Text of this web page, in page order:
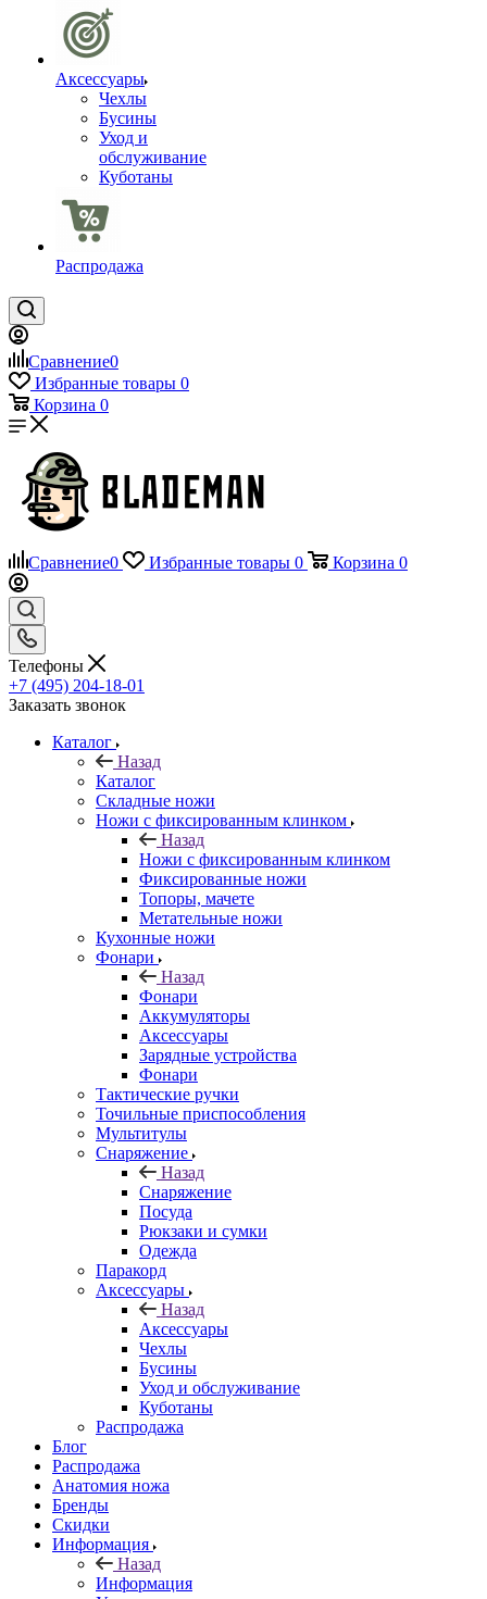
Аксессуары
Чехлы
Бусины
Уход и
обслуживание
Куботаны
Распродажа
Сравнение0
Избранные товары 0
Корзина 0
Сравнение0 Избранные товары 0 Корзина 0
Телефоны
+7 (495) 204-18-01
Заказать звонок
Каталог
Назад
Каталог
Складные ножи
Ножи с фиксированным клинком
Назад
Ножи с фиксированным клинком
Фиксированные ножи
Топоры, мачете
Метательные ножи
Кухонные ножи
Фонари
Назад
Фонари
Аккумуляторы
Аксессуары
Зарядные устройства
Фонари
Тактические ручки
Точильные приспособления
Мультитулы
Снаряжение
Назад
Снаряжение
Посуда
Рюкзаки и сумки
Одежда
Паракорд
Аксессуары
Назад
Аксессуары
Чехлы
Бусины
Уход и обслуживание
Куботаны
Распродажа
Блог
Распродажа
Анатомия ножа
Бренды
Скидки
Информация
Назад
Информация